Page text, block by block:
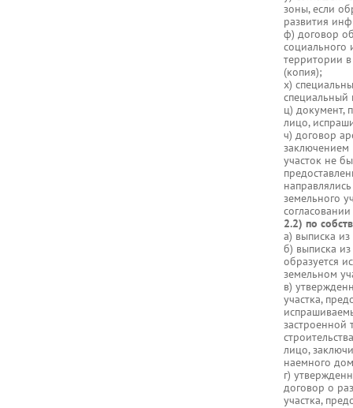
зоны, если
развития
ф) договор
социального
территории
(копия);
х)
специальный
ц) документ,
лицо,
ч) договор
заключением
участок не
земельного
2.2) по
а) выписка
б) выписка
образуется
земельном
в)
участка,
застроенной
лицо,
наемного
г)
договор о
участка,